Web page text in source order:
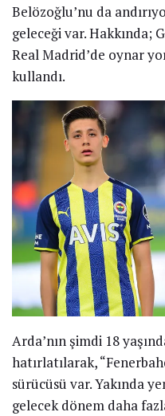
Belözoğlu’nu da
geleceği var. Hakkında;
Real Madrid’de oynar
kullandı.
Arda’nın şimdi 18
hatırlatılarak,
sürücüsü var. Yakında
gelecek dönem daha